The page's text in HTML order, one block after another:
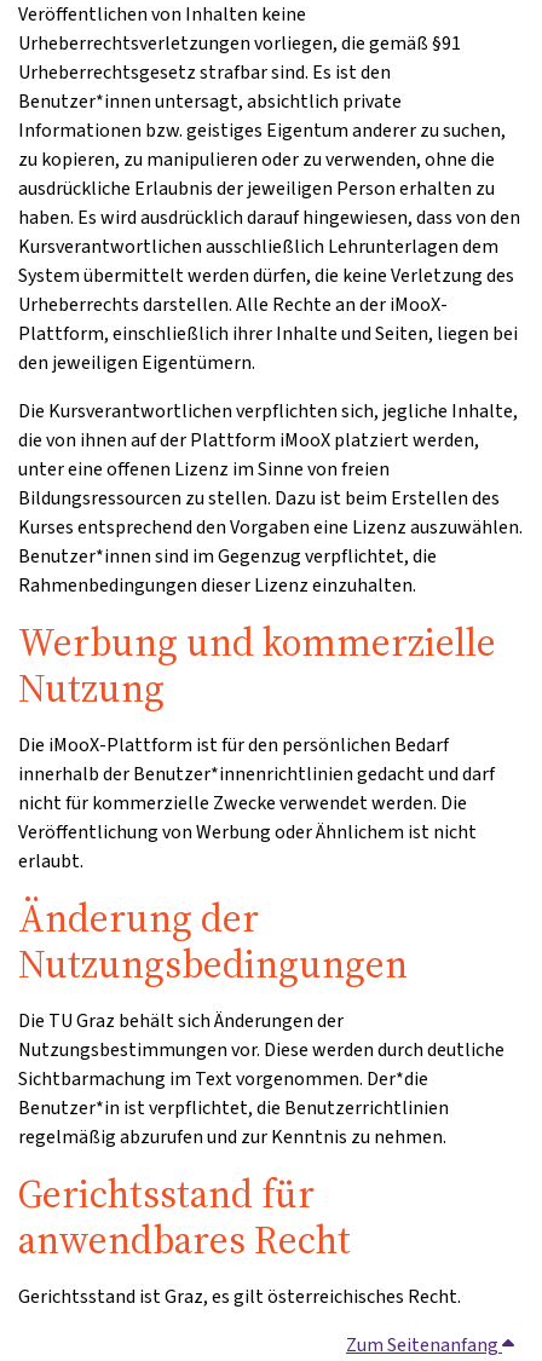
Veröffentlichen von Inhalten keine
Urheberrechtsverletzungen vorliegen, die gemäß §91
Urheberrechtsgesetz strafbar sind. Es ist den
Benutzer*innen untersagt, absichtlich private
Informationen bzw. geistiges Eigentum anderer zu suchen,
zu kopieren, zu manipulieren oder zu verwenden, ohne die
ausdrückliche Erlaubnis der jeweiligen Person erhalten zu
haben. Es wird ausdrücklich darauf hingewiesen, dass von den
Kursverantwortlichen ausschließlich Lehrunterlagen dem
System übermittelt werden dürfen, die keine Verletzung des
Urheberrechts darstellen. Alle Rechte an der iMooX-
Plattform, einschließlich ihrer Inhalte und Seiten, liegen bei
den jeweiligen Eigentümern.
Die Kursverantwortlichen verpflichten sich, jegliche Inhalte,
die von ihnen auf der Plattform iMooX platziert werden,
unter eine offenen Lizenz im Sinne von freien
Bildungsressourcen zu stellen. Dazu ist beim Erstellen des
Kurses entsprechend den Vorgaben eine Lizenz auszuwählen.
Benutzer*innen sind im Gegenzug verpflichtet, die
Rahmenbedingungen dieser Lizenz einzuhalten.
Werbung und kommerzielle
Nutzung
Die iMooX-Plattform ist für den persönlichen Bedarf
innerhalb der Benutzer*innenrichtlinien gedacht und darf
nicht für kommerzielle Zwecke verwendet werden. Die
Veröffentlichung von Werbung oder Ähnlichem ist nicht
erlaubt.
Änderung der
Nutzungsbedingungen
Die TU Graz behält sich Änderungen der
Nutzungsbestimmungen vor. Diese werden durch deutliche
Sichtbarmachung im Text vorgenommen. Der*die
Benutzer*in ist verpflichtet, die Benutzerrichtlinien
regelmäßig abzurufen und zur Kenntnis zu nehmen.
Gerichtsstand für
anwendbares Recht
Gerichtsstand ist Graz, es gilt österreichisches Recht.
Zum Seitenanfang